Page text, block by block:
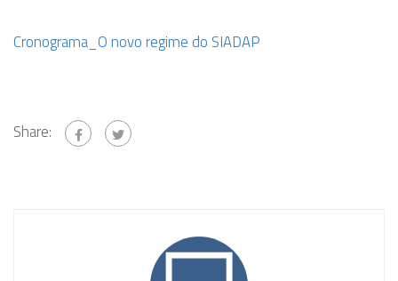
Cronograma_O novo regime do SIADAP
Share: